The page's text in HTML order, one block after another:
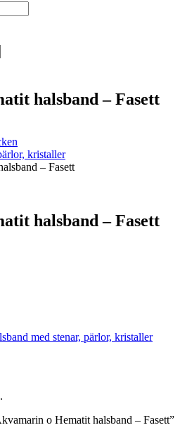
halsband – Fasett
kristaller
– Fasett
halsband – Fasett
med stenar, pärlor, kristaller
o Hematit halsband – Fasett”